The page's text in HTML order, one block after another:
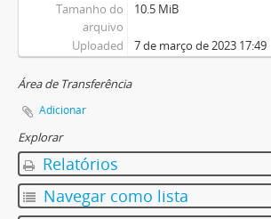
Tamanho do
arquivo
10.5 MiB
Uploaded 7 de março de 2023 17:49
Área de Transferência
Adicionar
Explorar
Relatórios
Navegar como lista